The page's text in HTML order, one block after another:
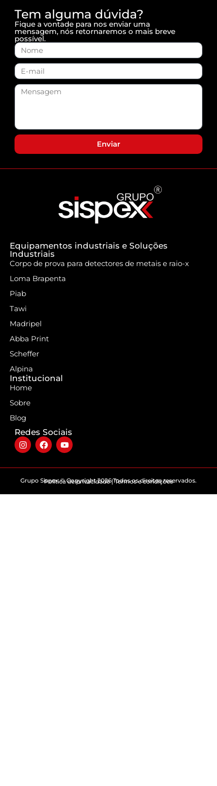
Tem alguma dúvida?
Fique a vontade para nos enviar uma
mensagem, nós retornaremos o mais breve
possível.
Enviar
Equipamentos industriais e Soluções
Industriais
Corpo de prova para detectores de metais e raio-x
Loma Brapenta
Piab
Tawi
Madripel
Abba Print
Scheffer
Alpina
Institucional
Home
Sobre
Blog
Redes Sociais
Grupo Sispex © Copyright 2026 Todos os direitos reservados.
Politica de privacidade | Termos e condições